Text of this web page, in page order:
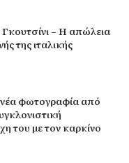
– Η απώλεια
της ιταλικής
φωτογραφία από
του με τον καρκίνο